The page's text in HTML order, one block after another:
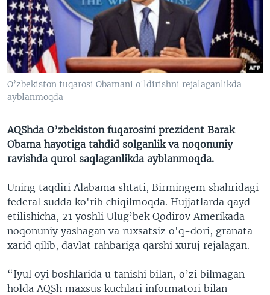
VIDEO
XABARLAR SURATLARDA
ODNOKLASSNIKI
TELEGRAM
TWITTER
SOUNDCLOUD
VOA
O’zbekiston fuqarosi Obamani o'ldirishni rejalaganlikda
ayblanmoqda
AQShda O’zbekiston fuqarosini prezident Barak
Obama hayotiga tahdid solganlik va noqonuniy
ravishda qurol saqlaganlikda ayblanmoqda.
Uning taqdiri Alabama shtati, Birmingem shahridagi
federal sudda ko'rib chiqilmoqda. Hujjatlarda qayd
etilishicha, 21 yoshli Ulug’bek Qodirov Amerikada
noqonuniy yashagan va ruxsatsiz o'q-dori, granata
xarid qilib, davlat rahbariga qarshi xuruj rejalagan.
“Iyul oyi boshlarida u tanishi bilan, o’zi bilmagan
holda AQSh maxsus kuchlari informatori bilan